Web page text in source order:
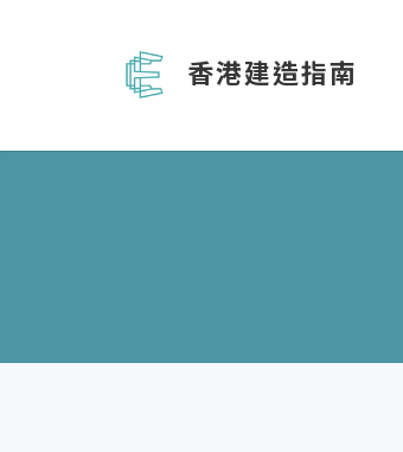
香港建造指南